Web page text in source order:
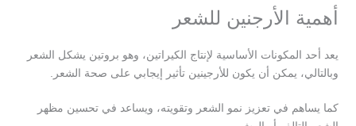
أهمية الأرجنين للشعر
يعد أحد المكونات الأساسية لإنتاج الكيراتين، وهو بروتين يشكل الشعر
وبالتالي، يمكن أن يكون للأرجينين تأثير إيجابي على صحة الشعر.
كما يساهم في تعزيز نمو الشعر وتقويته، ويساعد في تحسين مظهر